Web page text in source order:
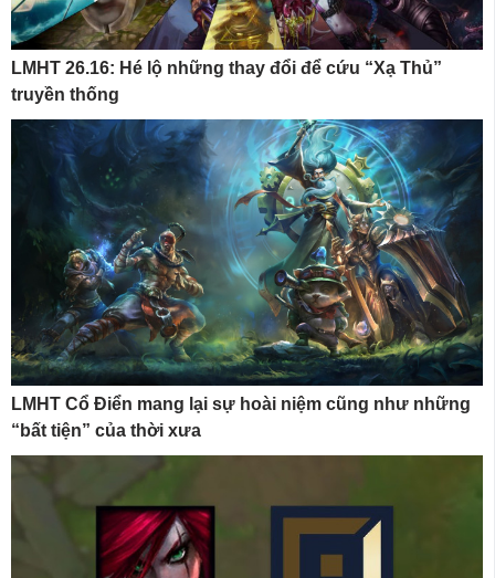
LMHT 26.16: Hé lộ những thay đổi để cứu “Xạ Thủ”
truyền thống
LMHT Cổ Điển mang lại sự hoài niệm cũng như những
“bất tiện” của thời xưa